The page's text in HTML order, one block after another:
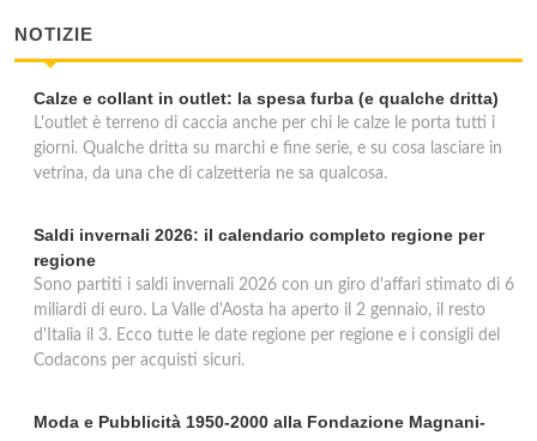
NOTIZIE
Calze e collant in outlet: la spesa furba (e qualche dritta)
L'outlet è terreno di caccia anche per chi le calze le porta tutti i
giorni. Qualche dritta su marchi e fine serie, e su cosa lasciare in
vetrina, da una che di calzetteria ne sa qualcosa.
Saldi invernali 2026: il calendario completo regione per
regione
Sono partiti i saldi invernali 2026 con un giro d'affari stimato di 6
miliardi di euro. La Valle d'Aosta ha aperto il 2 gennaio, il resto
d'Italia il 3. Ecco tutte le date regione per regione e i consigli del
Codacons per acquisti sicuri.
Moda e Pubblicità 1950-2000 alla Fondazione Magnani-